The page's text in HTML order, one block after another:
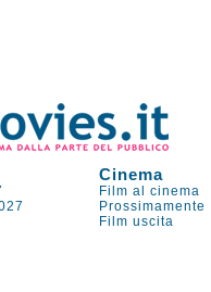
Cinema
Film al cinema
Prossimamente
Film uscita